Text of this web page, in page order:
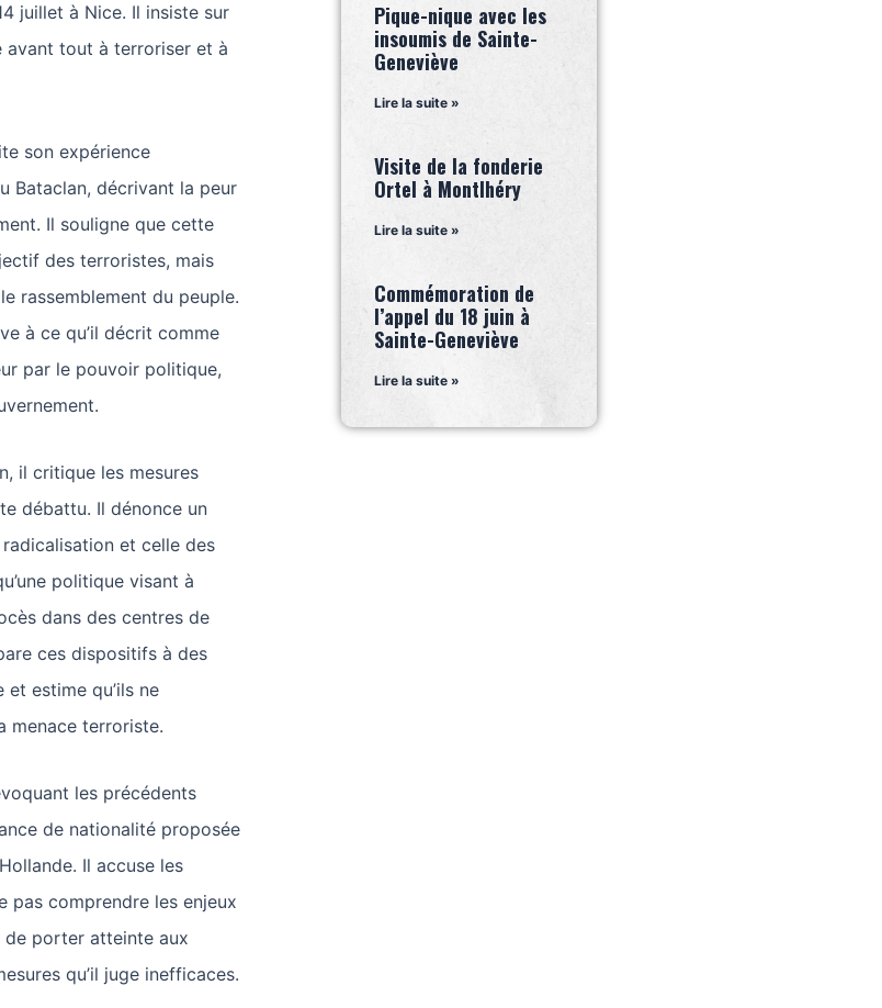
juillet à Nice. Il insiste sur
avant tout à terroriser et à
son expérience
Bataclan, décrivant la peur
Il souligne que cette
des terroristes, mais
rassemblement du peuple.
à ce qu’il décrit comme
par le pouvoir politique,
il critique les mesures
débattu. Il dénonce un
et celle des
politique visant à
dans des centres de
ces dispositifs à des
et estime qu’ils ne
menace terroriste.
les précédents
de nationalité proposée
Il accuse les
pas comprendre les enjeux
porter atteinte aux
qu’il juge inefficaces.
Pique-nique avec les
insoumis de Sainte-
Geneviève
Lire la suite »
Visite de la fonderie
Ortel à Montlhéry
Lire la suite »
Commémoration de
l’appel du 18 juin à
Sainte-Geneviève
Lire la suite »